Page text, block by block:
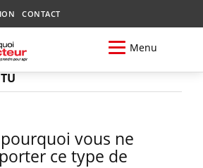
CONTACT
Menu
vous ne
ce type de